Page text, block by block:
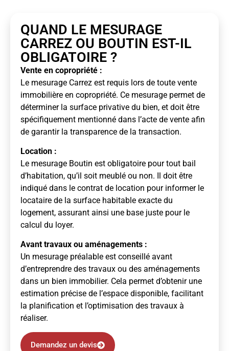
QUAND LE MESURAGE
CARREZ OU BOUTIN EST-IL
OBLIGATOIRE ?
Vente en copropriété :
Le mesurage Carrez est requis lors de toute vente
immobilière en copropriété. Ce mesurage permet de
déterminer la surface privative du bien, et doit être
spécifiquement mentionné dans l’acte de vente afin
de garantir la transparence de la transaction.
Location :
Le mesurage Boutin est obligatoire pour tout bail
d’habitation, qu’il soit meublé ou non. Il doit être
indiqué dans le contrat de location pour informer le
locataire de la surface habitable exacte du
logement, assurant ainsi une base juste pour le
calcul du loyer.
Avant travaux ou aménagements :
Un mesurage préalable est conseillé avant
d’entreprendre des travaux ou des aménagements
dans un bien immobilier. Cela permet d’obtenir une
estimation précise de l’espace disponible, facilitant
la planification et l’optimisation des travaux à
réaliser.
Demandez un devis